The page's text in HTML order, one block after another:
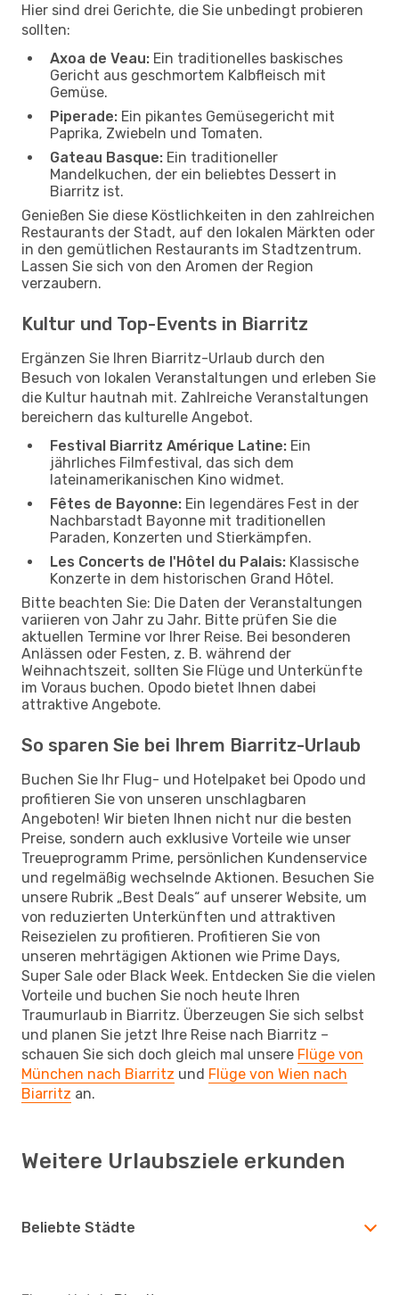
Hier sind drei Gerichte, die Sie unbedingt probieren
sollten:
Axoa de Veau: Ein traditionelles baskisches
Gericht aus geschmortem Kalbfleisch mit
Gemüse.
Piperade: Ein pikantes Gemüsegericht mit
Paprika, Zwiebeln und Tomaten.
Gateau Basque: Ein traditioneller
Mandelkuchen, der ein beliebtes Dessert in
Biarritz ist.
Genießen Sie diese Köstlichkeiten in den zahlreichen
Restaurants der Stadt, auf den lokalen Märkten oder
in den gemütlichen Restaurants im Stadtzentrum.
Lassen Sie sich von den Aromen der Region
verzaubern.
Kultur und Top-Events in Biarritz
Ergänzen Sie Ihren Biarritz-Urlaub durch den
Besuch von lokalen Veranstaltungen und erleben Sie
die Kultur hautnah mit. Zahlreiche Veranstaltungen
bereichern das kulturelle Angebot.
Festival Biarritz Amérique Latine: Ein
jährliches Filmfestival, das sich dem
lateinamerikanischen Kino widmet.
Fêtes de Bayonne: Ein legendäres Fest in der
Nachbarstadt Bayonne mit traditionellen
Paraden, Konzerten und Stierkämpfen.
Les Concerts de l'Hôtel du Palais: Klassische
Konzerte in dem historischen Grand Hôtel.
Bitte beachten Sie: Die Daten der Veranstaltungen
variieren von Jahr zu Jahr. Bitte prüfen Sie die
aktuellen Termine vor Ihrer Reise. Bei besonderen
Anlässen oder Festen, z. B. während der
Weihnachtszeit, sollten Sie Flüge und Unterkünfte
im Voraus buchen. Opodo bietet Ihnen dabei
attraktive Angebote.
So sparen Sie bei Ihrem Biarritz-Urlaub
Buchen Sie Ihr Flug- und Hotelpaket bei Opodo und
profitieren Sie von unseren unschlagbaren
Angeboten! Wir bieten Ihnen nicht nur die besten
Preise, sondern auch exklusive Vorteile wie unser
Treueprogramm Prime, persönlichen Kundenservice
und regelmäßig wechselnde Aktionen. Besuchen Sie
unsere Rubrik „Best Deals“ auf unserer Website, um
von reduzierten Unterkünften und attraktiven
Reisezielen zu profitieren. Profitieren Sie von
unseren mehrtägigen Aktionen wie Prime Days,
Super Sale oder Black Week. Entdecken Sie die vielen
Vorteile und buchen Sie noch heute Ihren
Traumurlaub in Biarritz. Überzeugen Sie sich selbst
und planen Sie jetzt Ihre Reise nach Biarritz –
schauen Sie sich doch gleich mal unsere Flüge von
München nach Biarritz und Flüge von Wien nach
Biarritz an.
Weitere Urlaubsziele erkunden
Beliebte Städte